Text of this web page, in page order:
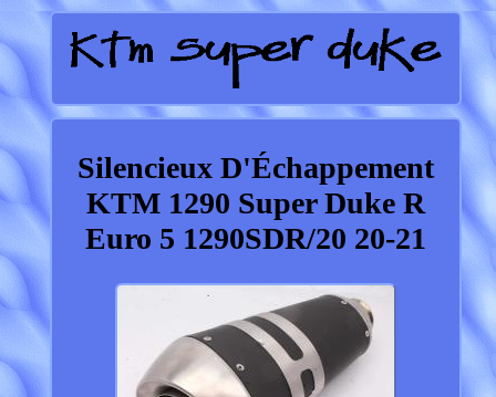
Silencieux D'Échappement
KTM 1290 Super Duke R
Euro 5 1290SDR/20 20-21